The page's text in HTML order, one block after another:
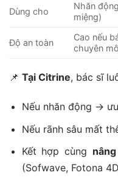
Dùng cho
Nhăn
miệng)
Độ an toàn
Cao nếu
chuyên
📌 Tại Citrine, bác sĩ
Nếu nhăn động →
Nếu rãnh sâu mất
Kết hợp cùng
(Sofwave, Fotona